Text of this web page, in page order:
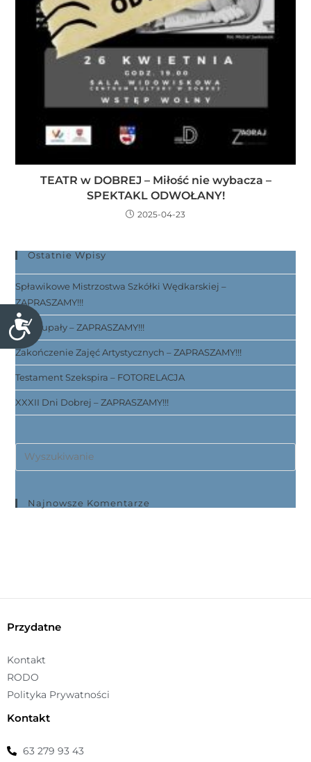
D
o
s
ę
p
ś
ć
TEATR w DOBREJ – Miłość nie wybacza –
SPEKTAKL ODWOŁANY!
2025-04-23
Ostatnie Wpisy
Spławikowe Mistrzostwa Szkółki Wędkarskiej –
ZAPRASZAMY!!!
Noc Kupały – ZAPRASZAMY!!!
Zakończenie Zajęć Artystycznych – ZAPRASZAMY!!!
Testament Szekspira – FOTORELACJA
XXXII Dni Dobrej – ZAPRASZAMY!!!
Najnowsze Komentarze
Przydatne
Kontakt
RODO
Polityka Prywatności
Kontakt
63 279 93 43